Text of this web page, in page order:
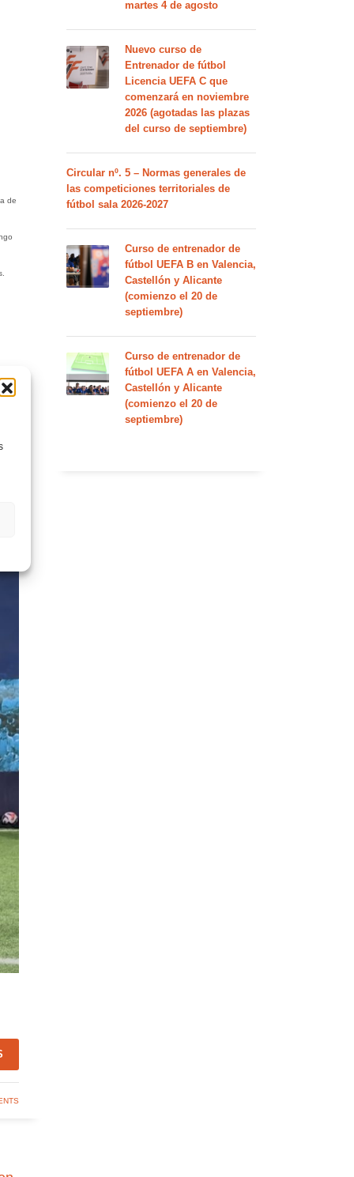
de
martes 4 de agosto
Nuevo curso de
Entrenador de fútbol
Licencia UEFA C que
comenzará en noviembre
2026 (agotadas las plazas
del curso de septiembre)
Circular nº. 5 – Normas generales de
las competiciones territoriales de
fútbol sala 2026-2027
Curso de entrenador de
fútbol UEFA B en Valencia,
Castellón y Alicante
(comienzo el 20 de
septiembre)
Curso de entrenador de
fútbol UEFA A en Valencia,
Castellón y Alicante
(comienzo el 20 de
septiembre)